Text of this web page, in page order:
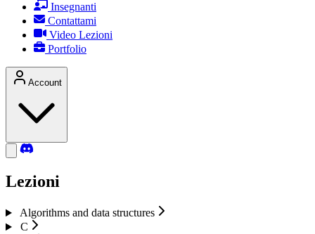
Insegnanti
Contattami
Video Lezioni
Portfolio
Account
Lezioni
Algorithms and data structures
C